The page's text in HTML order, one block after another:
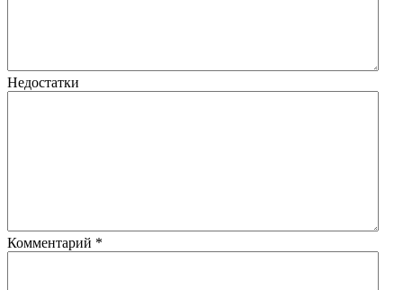
Недостатки
Комментарий *